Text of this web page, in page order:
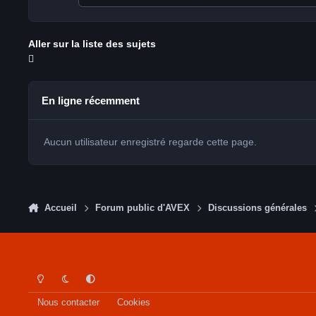
Aller sur la liste des sujets
En ligne récemment
Aucun utilisateur enregistré regarde cette page.
Accueil Forum public d'AVEX Discussions générales
Light ModeDark ModeSystem Preference
Nous contacter Cookies